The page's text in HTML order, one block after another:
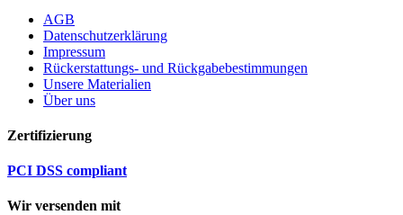
AGB
Datenschutzerklärung
Impressum
Rückerstattungs- und Rückgabebestimmungen
Unsere Materialien
Über uns
Zertifizierung
PCI DSS compliant
Wir versenden mit